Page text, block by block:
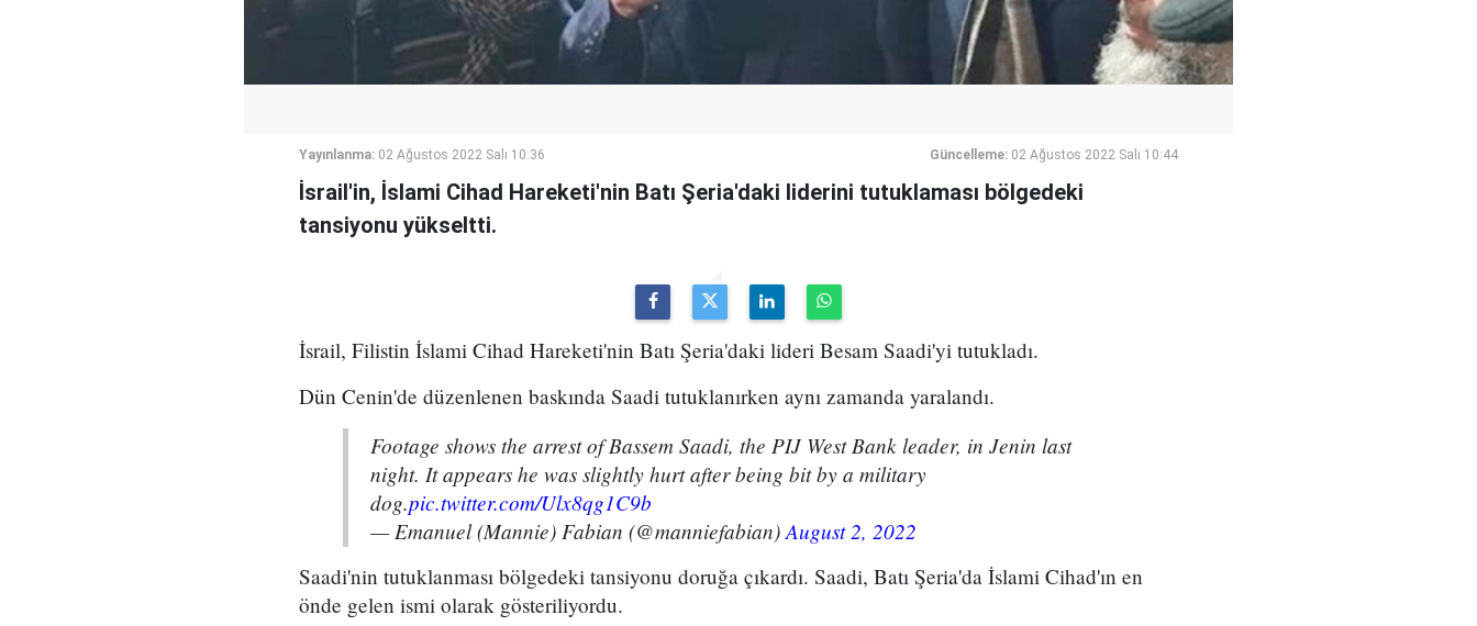
Yayınlanma: 02 Ağustos 2022 Salı 10:36 Güncelleme: 02 Ağustos 2022 Salı 10:44
İsrail'in, İslami Cihad Hareketi'nin Batı Şeria'daki liderini tutuklaması bölgedeki
tansiyonu yükseltti.
İsrail, Filistin İslami Cihad Hareketi'nin Batı Şeria'daki lideri Besam Saadi'yi tutukladı.
Dün Cenin'de düzenlenen baskında Saadi tutuklanırken aynı zamanda yaralandı.
Footage shows the arrest of Bassem Saadi, the PIJ West Bank leader, in Jenin last
night. It appears he was slightly hurt after being bit by a military
dog.pic.twitter.com/Ulx8qg1C9b
— Emanuel (Mannie) Fabian (@manniefabian)August 2, 2022
Saadi'nin tutuklanması bölgedeki tansiyonu doruğa çıkardı. Saadi, Batı Şeria'da İslami Cihad'ın en
önde gelen ismi olarak gösteriliyordu.